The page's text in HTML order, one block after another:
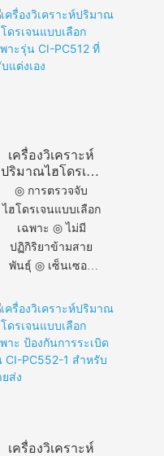
เครื่องวิเคราะห์
ปริมาณไฮโดรเจน
แบบเลือกเฉพาะ
รุ่น CI-PC512 ที่
ปรับแต่งเอง
◎ การตรวจจับ
ไฮโดรเจนแบบเลือก
เฉพาะ ◎ ไม่มี
ปฏิกิริยาข้ามสาย
พันธุ์ ◎ เซ็นเซอร์
เทคโนโลยีไร้การ
รบกวน ◎ คุณสมบัติ
ชั้นนำในตลาด ◎
ประสิทธิภาพการ
ตลาดที่โดดเด่น
เครื่องวิเคราะห์